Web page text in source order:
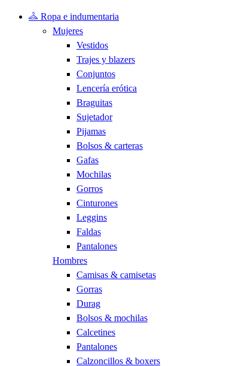
Ropa e indumentaria
Mujeres
Vestidos
Trajes y blazers
Conjuntos
Lencería erótica
Braguitas
Sujetador
Pijamas
Bolsos & carteras
Gafas
Mochilas
Gorros
Cinturones
Leggins
Faldas
Pantalones
Hombres
Camisas & camisetas
Gorras
Durag
Bolsos & mochilas
Calcetines
Pantalones
Calzoncillos & boxers